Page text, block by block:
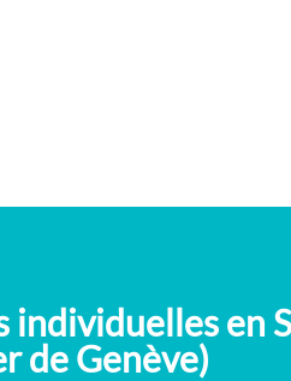
individuelles en
de Genève)